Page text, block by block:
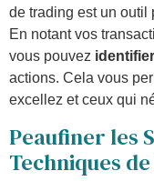
de trading est un outil
En notant vos
vous pouvez
actions. Cela vous
excellez et ceux qui
Peaufiner les
Techniques